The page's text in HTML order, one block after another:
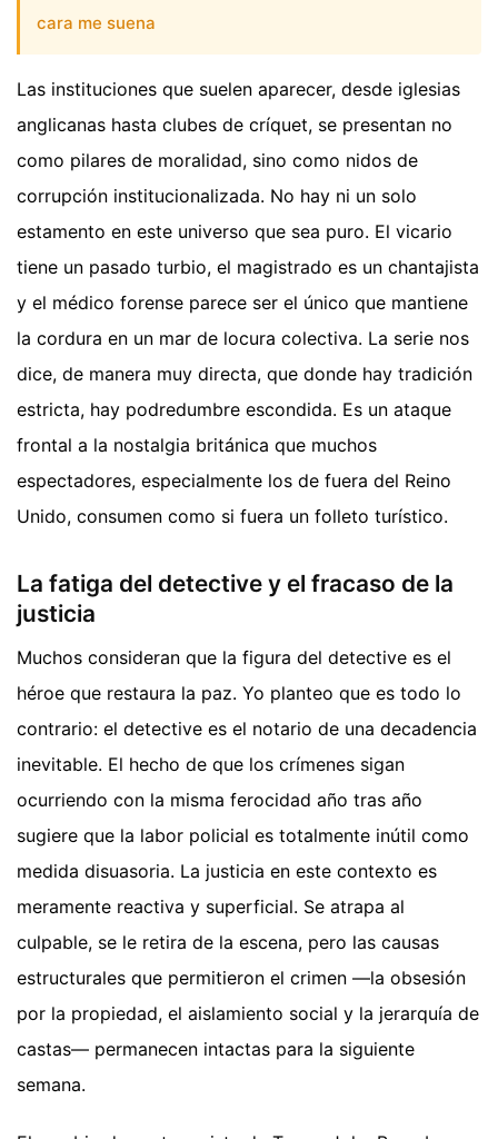
cara me suena
Las instituciones que suelen aparecer, desde iglesias
anglicanas hasta clubes de críquet, se presentan no
como pilares de moralidad, sino como nidos de
corrupción institucionalizada. No hay ni un solo
estamento en este universo que sea puro. El vicario
tiene un pasado turbio, el magistrado es un chantajista
y el médico forense parece ser el único que mantiene
la cordura en un mar de locura colectiva. La serie nos
dice, de manera muy directa, que donde hay tradición
estricta, hay podredumbre escondida. Es un ataque
frontal a la nostalgia británica que muchos
espectadores, especialmente los de fuera del Reino
Unido, consumen como si fuera un folleto turístico.
La fatiga del detective y el fracaso de la
justicia
Muchos consideran que la figura del detective es el
héroe que restaura la paz. Yo planteo que es todo lo
contrario: el detective es el notario de una decadencia
inevitable. El hecho de que los crímenes sigan
ocurriendo con la misma ferocidad año tras año
sugiere que la labor policial es totalmente inútil como
medida disuasoria. La justicia en este contexto es
meramente reactiva y superficial. Se atrapa al
culpable, se le retira de la escena, pero las causas
estructurales que permitieron el crimen —la obsesión
por la propiedad, el aislamiento social y la jerarquía de
castas— permanecen intactas para la siguiente
semana.